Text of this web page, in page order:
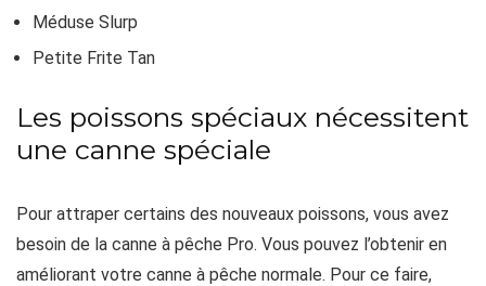
Méduse Slurp
Petite Frite Tan
Les poissons spéciaux nécessitent
une canne spéciale
Pour attraper certains des nouveaux poissons, vous avez
besoin de la canne à pêche Pro. Vous pouvez l’obtenir en
améliorant votre canne à pêche normale. Pour ce faire,